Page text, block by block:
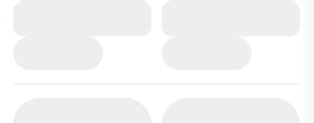
Кеды CV810-1 белые Кеды CV810-1 серые